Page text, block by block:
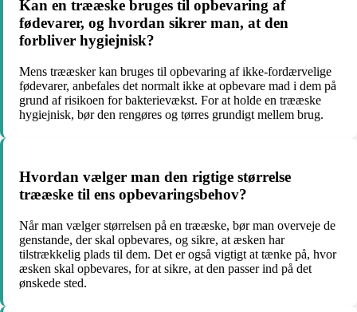
Kan en trææske bruges til opbevaring af
fødevarer, og hvordan sikrer man, at den
forbliver hygiejnisk?
Mens trææsker kan bruges til opbevaring af ikke-fordærvelige
fødevarer, anbefales det normalt ikke at opbevare mad i dem på
grund af risikoen for bakterievækst. For at holde en trææske
hygiejnisk, bør den rengøres og tørres grundigt mellem brug.
Hvordan vælger man den rigtige størrelse
trææske til ens opbevaringsbehov?
Når man vælger størrelsen på en trææske, bør man overveje de
genstande, der skal opbevares, og sikre, at æsken har
tilstrækkelig plads til dem. Det er også vigtigt at tænke på, hvor
æsken skal opbevares, for at sikre, at den passer ind på det
ønskede sted.